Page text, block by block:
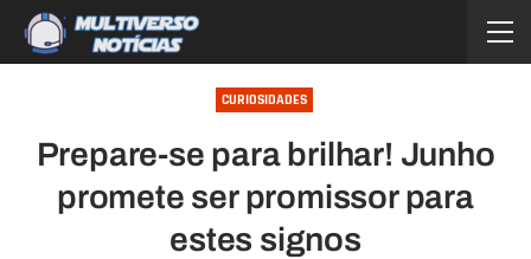
CURIOSIDADES
Prepare-se para brilhar! Junho
promete ser promissor para
estes signos